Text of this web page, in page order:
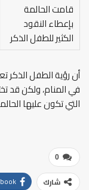
قامت الحالمة
بإعطاء النقود
الكثير للطفل الذكر
أن رؤية الطفل الذكر
في المنام، ولكن قد
التي تكون عليها
0
شارك